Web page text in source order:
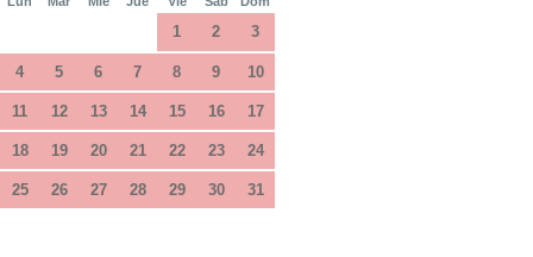
1 2 3
4 5 6 7 8 9 10
11 12 13 14 15 16 17
18 19 20 21 22 23 24
25 26 27 28 29 30 31